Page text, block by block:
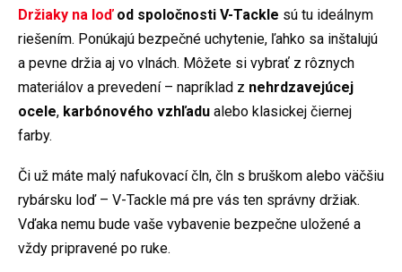
Držiaky na loďod spoločnosti V-Tackle sú tu ideálnym
riešením. Ponúkajú bezpečné uchytenie, ľahko sa inštalujú
a pevne držia aj vo vlnách. Môžete si vybrať z rôznych
materiálov a prevedení – napríklad z nehrdzavejúcej
ocele, karbónového vzhľadu alebo klasickej čiernej
farby.
Či už máte malý nafukovací čln, čln s bruškom alebo väčšiu
rybársku loď – V-Tackle má pre vás ten správny držiak.
Vďaka nemu bude vaše vybavenie bezpečne uložené a
vždy pripravené po ruke.